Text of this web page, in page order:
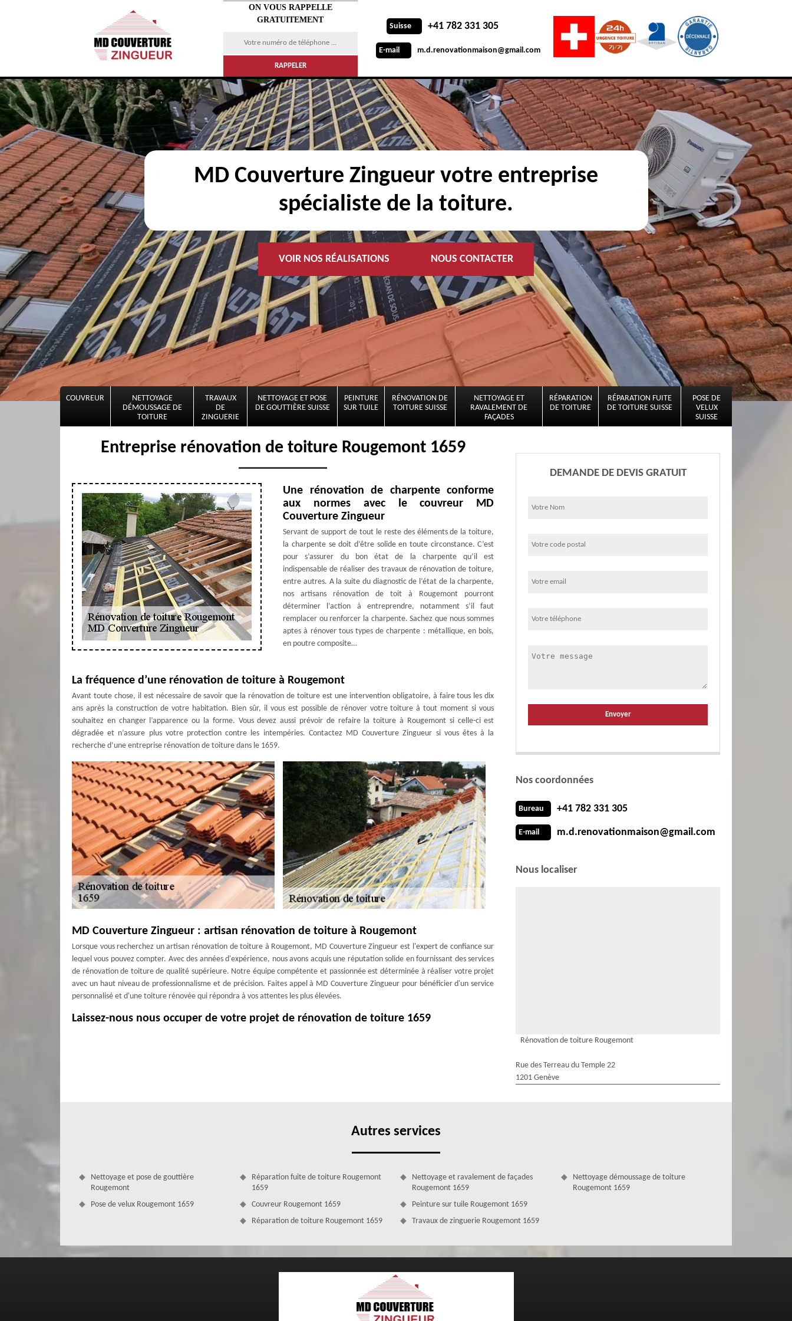
ON VOUS RAPPELLE
GRATUITEMENT
Suisse +41 782 331 305
E-mail m.d.renovationmaison@gmail.com
MD Couverture Zingueur votre entreprise
spécialiste de la toiture.
VOIR NOS RÉALISATIONS NOUS CONTACTER
COUVREUR
NETTOYAGE
DÉMOUSSAGE DE
TOITURE
TRAVAUX
DE
ZINGUERIE
NETTOYAGE ET POSE
DE GOUTTIÈRE SUISSE
PEINTURE
SUR TUILE
RÉNOVATION DE
TOITURE SUISSE
NETTOYAGE ET
RAVALEMENT DE
FAÇADES
RÉPARATION
DE TOITURE
RÉPARATION FUITE
DE TOITURE SUISSE
POSE DE
VELUX
SUISSE
Entreprise rénovation de toiture Rougemont 1659
Une rénovation de charpente conforme
aux normes avec le couvreur MD
Couverture Zingueur
Servant de support de tout le reste des éléments de la toiture,
la charpente se doit d’être solide en toute circonstance. C’est
pour s’assurer du bon état de la charpente qu’il est
indispensable de réaliser des travaux de rénovation de toiture,
entre autres. A la suite du diagnostic de l’état de la charpente,
nos artisans rénovation de toit à Rougemont pourront
déterminer l’action à entreprendre, notamment s’il faut
remplacer ou renforcer la charpente. Sachez que nous sommes
aptes à rénover tous types de charpente : métallique, en bois,
en poutre composite…
La fréquence d’une rénovation de toiture à Rougemont
Avant toute chose, il est nécessaire de savoir que la rénovation de toiture est une intervention obligatoire, à faire tous les dix
ans après la construction de votre habitation. Bien sûr, il vous est possible de rénover votre toiture à tout moment si vous
souhaitez en changer l’apparence ou la forme. Vous devez aussi prévoir de refaire la toiture à Rougemont si celle-ci est
dégradée et n’assure plus votre protection contre les intempéries. Contactez MD Couverture Zingueur si vous êtes à la
recherche d’une entreprise rénovation de toiture dans le 1659.
MD Couverture Zingueur : artisan rénovation de toiture à Rougemont
Lorsque vous recherchez un artisan rénovation de toiture à Rougemont, MD Couverture Zingueur est l'expert de confiance sur
lequel vous pouvez compter. Avec des années d'expérience, nous avons acquis une réputation solide en fournissant des services
de rénovation de toiture de qualité supérieure. Notre équipe compétente et passionnée est déterminée à réaliser votre projet
avec un haut niveau de professionnalisme et de précision. Faites appel à MD Couverture Zingueur pour bénéficier d'un service
personnalisé et d'une toiture rénovée qui répondra à vos attentes les plus élevées.
Laissez-nous nous occuper de votre projet de rénovation de toiture 1659
Entreprise rénovation de toiture à Rougemont avec MD Couverture Zingueur
Est-ce que vous projetez de faire rénover votre toiture ? Cette intervention est propre à un couvreur professionnel et
expérimenté puisqu’un spécialiste en couverture maîtrise à la perfection les techniques de rénovation de toiture. Installée dans
DEMANDE DE DEVIS GRATUIT
Nos coordonnées
Bureau +41 782 331 305
E-mail m.d.renovationmaison@gmail.com
Nous localiser
Rénovation de toiture Rougemont
Rue des Terreau du Temple 22
1201 Genève
Autres services
Nettoyage et pose de gouttière
Rougemont
Pose de velux Rougemont 1659
Réparation fuite de toiture Rougemont
1659
Couvreur Rougemont 1659
Réparation de toiture Rougemont 1659
Nettoyage et ravalement de façades
Rougemont 1659
Peinture sur tuile Rougemont 1659
Travaux de zinguerie Rougemont 1659
Nettoyage démoussage de toiture
Rougemont 1659